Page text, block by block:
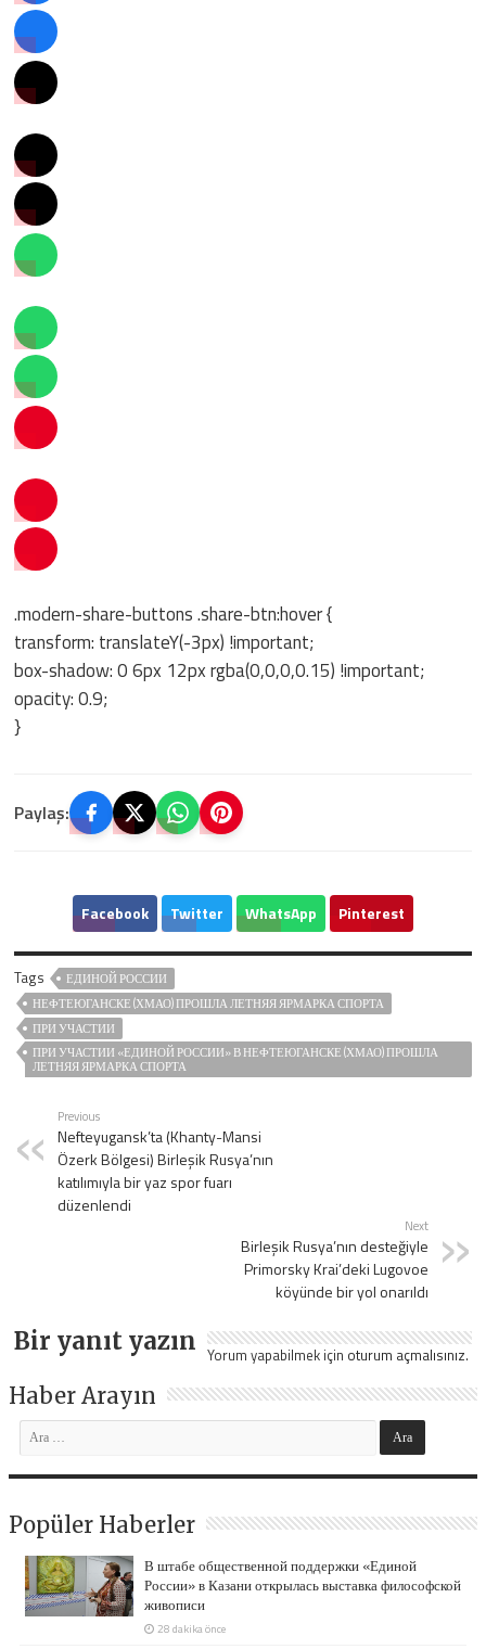
.modern-share-buttons .share-btn:hover {
transform: translateY(-3px) !important;
box-shadow: 0 6px 12px rgba(0,0,0,0.15) !important;
opacity: 0.9;
}
Paylaş:
Facebook Twitter WhatsApp Pinterest
Tags
ЕДИНОЙ РОССИИ
НЕФТЕЮГАНСКЕ (ХМАО) ПРОШЛА ЛЕТНЯЯ ЯРМАРКА СПОРТА
ПРИ УЧАСТИИ
ПРИ УЧАСТИИ «ЕДИНОЙ РОССИИ» В НЕФТЕЮГАНСКЕ (ХМАО) ПРОШЛА
ЛЕТНЯЯ ЯРМАРКА СПОРТА
Previous
Nefteyugansk’ta (Khanty-Mansi
Özerk Bölgesi) Birleşik Rusya’nın
katılımıyla bir yaz spor fuarı
düzenlendi
Next
Birleşik Rusya’nın desteğiyle
Primorsky Krai’deki Lugovoe
köyünde bir yol onarıldı
Bir yanıt yazın Yorum yapabilmek için oturum açmalısınız.
Haber Arayın
Popüler Haberler
В штабе общественной поддержки «Единой
России» в Казани открылась выставка философской
живописи
28 dakika önce